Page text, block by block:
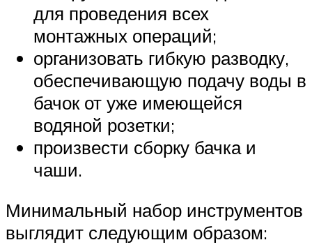
для проведения всех
монтажных операций;
организовать гибкую разводку,
обеспечивающую подачу воды в
бачок от уже имеющейся
водяной розетки;
произвести сборку бачка и
чаши.
Минимальный набор инструментов
выглядит следующим образом: